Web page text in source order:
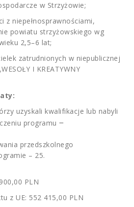
w Strzyżowie;
z niepełnosprawnościami,
powiatu strzyżowskiego wg
2,5–6 lat;
zatrudnionych w niepublicznej
I KREATYWNY
uzyskali kwalifikacje lub nabyli
programu –
przedszkolnego
– 25.
PLN
z UE: 552 415,00 PLN